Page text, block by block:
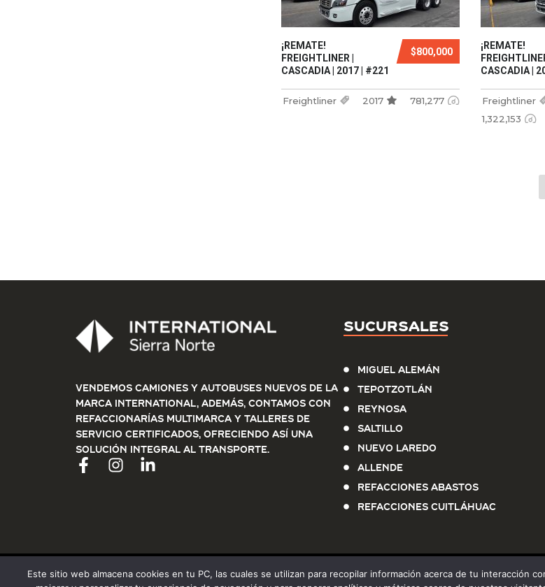
$800,000
¡REMATE!
FREIGHTLINER |
CASCADIA | 2017 | #221
Freightliner 2017 781,277
¡REMATE!
CASCADIA |
Freightliner
1,322,153
Vendemos Camiones y Autobuses nuevos de la
marca International, además, contamos con
refaccionarías multimarca y talleres de
servicio certificados, ofreciendo así una
solución integral al transporte.
Sucursales
Miguel Alemán
Tepotzotlán
Reynosa
Saltillo
Nuevo Laredo
Allende
Refacciones Abastos
Refacciones Cuitláhuac
Este sitio web almacena cookies en tu PC, las cuales se utilizan para recopilar información acerca de tu interacción